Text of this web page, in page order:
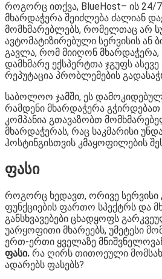
როგორც ითქვა, BlueHost– ის
მხარდაჭერა შეიძლება ძალიან
მომხმარებლებს, რომელთაც არ
ავტომატიზირებული სერვისის ან
გავლა, რომ მიიღონ
დამხმარე ექსპერტთა ჯგუფს
რეპუტაცია პრობლემების
საბოლოო ჯამში, ეს
რამდენი მხარდაჭერა გჭირდებათ
კომპანია გთავაზობთ
მხარდაჭერას, რაც საკმარისი
ჰოსტინგისთვის კმაყოფილების
ფასი
როგორც ხედავთ, ორივე სერვისი
ფუნქციების ფართო სპექტრს და
განსხვავებები ცხადყოფს
უარყოფითი მხარეებს, უმეტესი
ერთ-ერთი ყველაზე
ფასი. რა ღირს თითოეული
ადარებს ფასებს?